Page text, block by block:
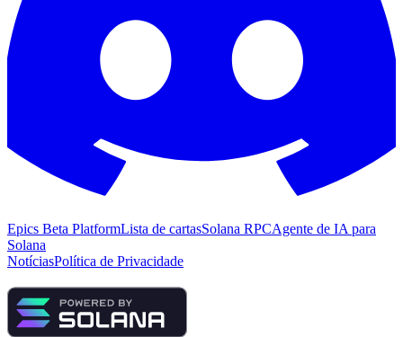
Epics Beta PlatformLista de cartasSolana RPCAgente de IA para
Solana
NotíciasPolítica de Privacidade